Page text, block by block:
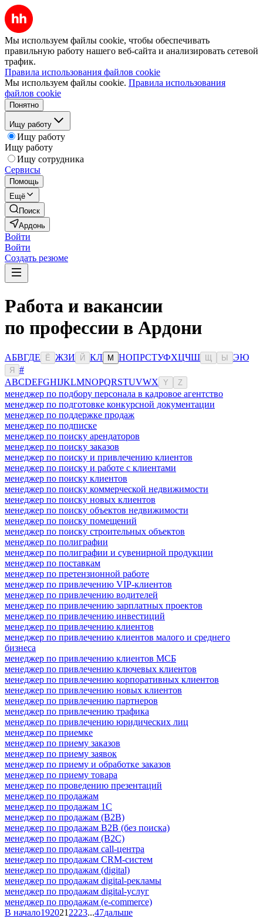
Мы используем файлы cookie, чтобы обеспечивать
правильную работу нашего веб-сайта и анализировать сетевой
трафик.
Правила использования файлов cookie
Мы используем файлы cookie. Правила использования
файлов cookie
Понятно
Ищу работу
Ищу работу
Ищу работу
Ищу сотрудника
Сервисы
Помощь
Ещё
Поиск
Ардонь
Войти
Войти
Создать резюме
Работа и вакансии
по профессии в Ардони
АБВГДЕ Ё ЖЗИ Й КЛ М НОПРСТУФХЦЧШ Ы ЭЮ
Я
#
ABCDEFGHIJKLMNOPQRSTUVWX Y Z
менеджер по подбору персонала в кадровое агентство
менеджер по подготовке конкурсной документации
менеджер по поддержке продаж
менеджер по подписке
менеджер по поиску арендаторов
менеджер по поиску заказов
менеджер по поиску и привлечению клиентов
менеджер по поиску и работе с клиентами
менеджер по поиску клиентов
менеджер по поиску коммерческой недвижимости
менеджер по поиску новых клиентов
менеджер по поиску объектов недвижимости
менеджер по поиску помещений
менеджер по поиску строительных объектов
менеджер по полиграфии
менеджер по полиграфии и сувенирной продукции
менеджер по поставкам
менеджер по претензионной работе
менеджер по привлечению VIP-клиентов
менеджер по привлечению водителей
менеджер по привлечению зарплатных проектов
менеджер по привлечению инвестиций
менеджер по привлечению клиентов
менеджер по привлечению клиентов малого и среднего
бизнеса
менеджер по привлечению клиентов МСБ
менеджер по привлечению ключевых клиентов
менеджер по привлечению корпоративных клиентов
менеджер по привлечению новых клиентов
менеджер по привлечению партнеров
менеджер по привлечению трафика
менеджер по привлечению юридических лиц
менеджер по приемке
менеджер по приему заказов
менеджер по приему заявок
менеджер по приему и обработке заказов
менеджер по приему товара
менеджер по проведению презентаций
менеджер по продажам
менеджер по продажам 1С
менеджер по продажам (B2B)
менеджер по продажам B2B (без поиска)
менеджер по продажам (B2C)
менеджер по продажам call-центра
менеджер по продажам CRM-систем
менеджер по продажам (digital)
менеджер по продажам digital-рекламы
менеджер по продажам digital-услуг
менеджер по продажам (e-commerce)
В начало192021 2223...47дальше